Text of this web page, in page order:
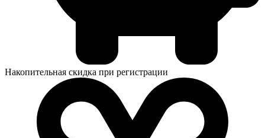
Накопительная скидка при регистрации